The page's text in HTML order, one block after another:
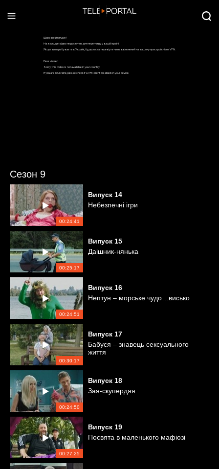
Сезон 9
00:24:41
Випуск 14
Небезпечні ігри
00:25:17
Випуск 15
Даішник-нянька
00:24:51
Випуск 16
Нептун – морське чудо…висько
00:30:17
Випуск 17
Бабуся – знавець сексуального
життя
00:24:50
Випуск 18
Зая-скупердяя
00:27:25
Випуск 19
Посвята в маленького мафіозі